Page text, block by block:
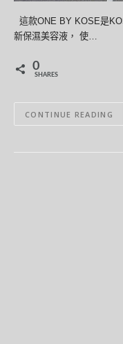
這款ONE BY KOSE是
新保濕美容液， 使…
0
SHARES
CONTINUE READING